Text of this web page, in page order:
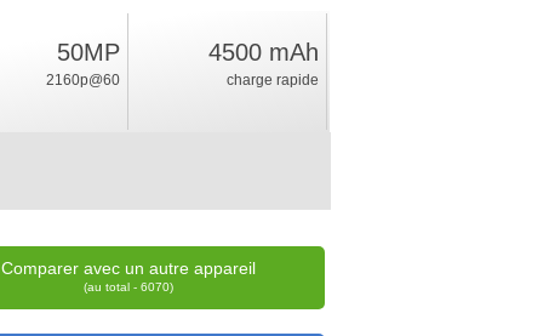
50MP
2160p@60
4500 mAh
charge rapide
Comparer avec un autre appareil
(au total - 6070)